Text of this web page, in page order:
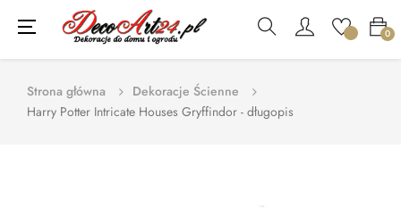
0
Toggle
navigation
☰
Strona główna
Dekoracje Ścienne
Harry Potter Intricate Houses Gryffindor - długopis